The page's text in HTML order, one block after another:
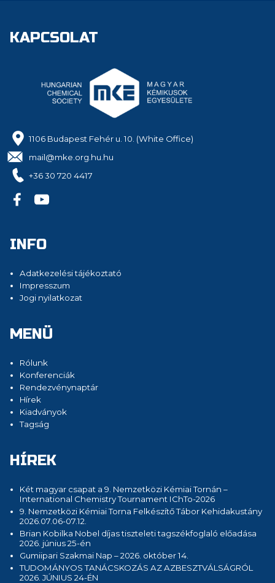
KAPCSOLAT
1106 Budapest Fehér u. 10. (White Office)
mail@mke.org.hu.hu
+36 30 720 4417
INFO
Adatkezelési tájékoztató
Impresszum
Jogi nyilatkozat
MENÜ
Rólunk
Konferenciák
Rendezvénynaptár
Hírek
Kiadványok
Tagság
HÍREK
Két magyar csapat a 9. Nemzetközi Kémiai Tornán –
International Chemistry Tournament IChTo-2026
9. Nemzetközi Kémiai Torna Felkészítő Tábor Kehidakustány
2026.07.06-07.12.
Brian Kobilka Nobel díjas tiszteleti tagszékfoglaló előadása
2026. június 25-én
Gumiipari Szakmai Nap – 2026. október 14.
TUDOMÁNYOS TANÁCSKOZÁS AZ AZBESZTVÁLSÁGRÓL
2026. JÚNIUS 24-ÉN